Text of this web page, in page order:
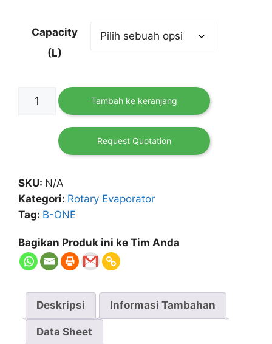
Capacity
(L)
Kuantitas
Rotary
One)
Tambah ke keranjang
Request Quotation
SKU: N/A
Kategori: Rotary Evaporator
Tag: B-ONE
Bagikan Produk ini ke Tim Anda
Deskripsi Informasi Tambahan
Data Sheet